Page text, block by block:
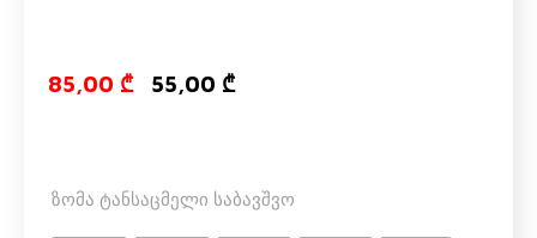
85,00 ₾ Original price
55,00 ₾Current
ზომა ტანსაცმელი საბავშვო